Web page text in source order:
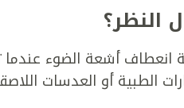
النظر؟
انعطاف أشعة الضوء
الطبية أو العدسات